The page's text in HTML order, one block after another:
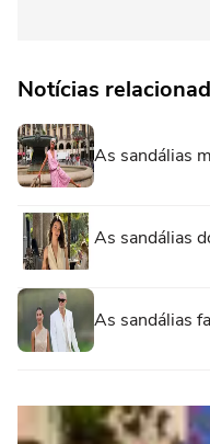
Notícias
As sandálias
As sandálias
As sandálias